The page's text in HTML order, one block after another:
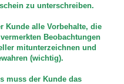
zu unterschreiben.
Kunde alle Vorbehalte, die
Beobachtungen
mitunterzeichnen und
(wichtig).
muss der Kunde das